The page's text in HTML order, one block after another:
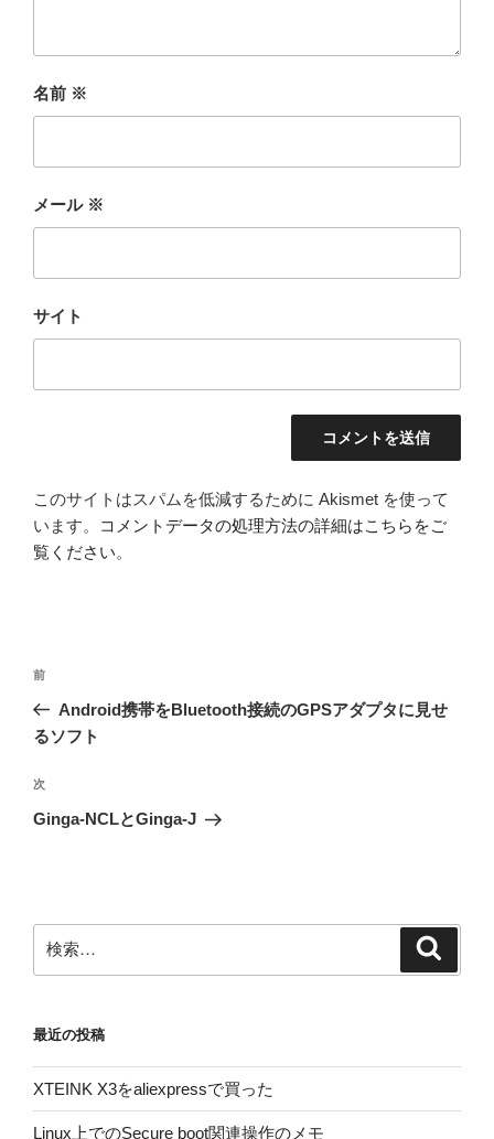
名前 ※
メール ※
サイト
このサイトはスパムを低減するために Akismet を使って
います。
コメントデータの処理方法の詳細はこちらをご
覧ください。
投
ナ
ゲ
ー
前
の
投
前
Android携帯をBluetooth接続のGPSアダプタに見せ
るソフト
次
の
次
Ginga-NCLとGinga-J
索:
最近の投稿
XTEINK X3をaliexpressで買った
Linux上でのSecure boot関連操作のメモ